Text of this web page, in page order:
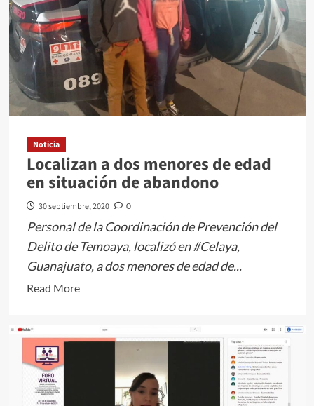
Noticia
Localizan a dos menores de edad
en situación de abandono
30 septiembre, 2020 0
Personal de la Coordinación de Prevención del
Delito de Temoaya, localizó en #Celaya,
Guanajuato, a dos menores de edad de...
Read MoreRead
Localizan
menores